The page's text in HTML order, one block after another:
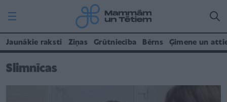
Jaunākie raksti Ziņas Grūtniecība Bērns Ģimene un
Slimnīcas